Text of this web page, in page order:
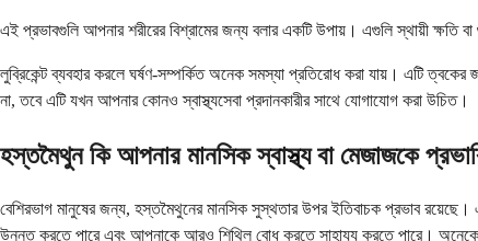
এই প্রভাবগুলি আপনার শরীরের বিশ্রামের জন্য বলার একটি উপায়। এগুলি স্থায়ী ক্ষতি
লুব্রিকেন্ট ব্যবহার করলে ঘর্ষণ-সম্পর্কিত অনেক সমস্যা প্রতিরোধ করা যায়। এটি
না, তবে এটি যখন আপনার কোনও স্বাস্থ্যসেবা প্রদানকারীর সাথে যোগাযোগ করা উচিত।
হস্তমৈথুন কি আপনার মানসিক স্বাস্থ্য বা মেজাজকে
বেশিরভাগ মানুষের জন্য, হস্তমৈথুনের মানসিক সুস্থতার উপর ইতিবাচক প্রভাব
উন্নত করতে পারে এবং আপনাকে আরও শিথিল বোধ করতে সাহায্য করতে পারে। অনেকে